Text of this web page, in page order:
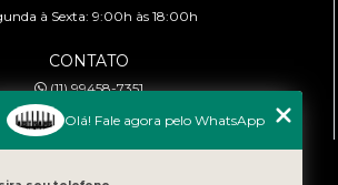
à Sexta: 9:00h às 18:00h
CONTATO
(11) 99458-7351
cursoabtrans@gmail.com
Olá! Fale agora pelo WhatsApp